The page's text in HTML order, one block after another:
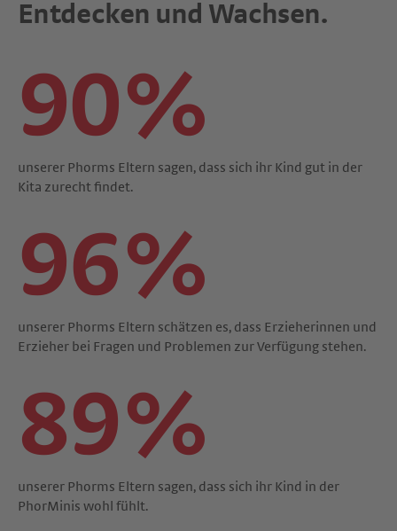
Entdecken und Wachsen.
90%
unserer Phorms Eltern sagen, dass sich ihr Kind gut in der
Kita zurecht findet.
96%
unserer Phorms Eltern schätzen es, dass Erzieherinnen und
Erzieher bei Fragen und Problemen zur Verfügung stehen.
89%
unserer Phorms Eltern sagen, dass sich ihr Kind in der
PhorMinis wohl fühlt.